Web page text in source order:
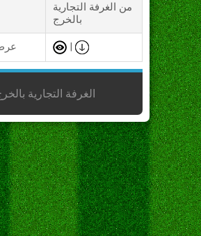
من الغرفة التجارية
بالخرج
الغرفة التجارية